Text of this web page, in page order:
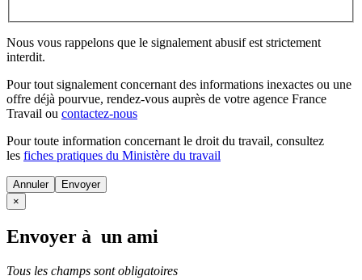
Nous vous rappelons que le signalement abusif est strictement
interdit.
Pour tout signalement concernant des informations inexactes ou une
offre déjà pourvue, rendez-vous auprès de votre agence France
Travail ou contactez-nous
Pour toute information concernant le droit du travail, consultez
les fiches pratiques du Ministère du travail
Annuler
×
Envoyer à un ami
Tous les champs sont obligatoires